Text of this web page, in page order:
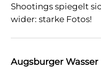
Shootings spiegelt
wider: starke Fotos!
Augsburger Wasser